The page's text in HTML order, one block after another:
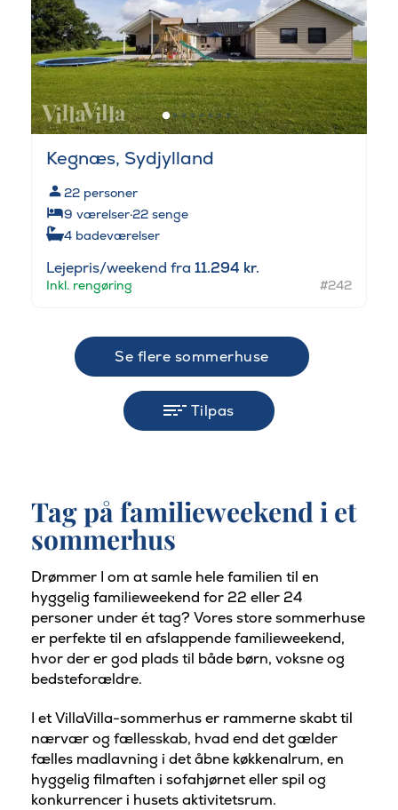
Kegnæs, Sydjylland
22 personer
9 værelser·22 senge
4 badeværelser
Lejepris/weekend fra 11.294 kr.
Inkl. rengøring #242
Se flere sommerhuse
Tilpas
Tag på familieweekend i et
sommerhus
Drømmer I om at samle hele familien til en
hyggelig familieweekend for 22 eller 24
personer under ét tag? Vores store sommerhuse
er perfekte til en afslappende familieweekend,
hvor der er god plads til både børn, voksne og
bedsteforældre.
I et VillaVilla-sommerhus er rammerne skabt til
nærvær og fællesskab, hvad end det gælder
fælles madlavning i det åbne køkkenalrum, en
hyggelig filmaften i sofahjørnet eller spil og
konkurrencer i husets aktivitetsrum.